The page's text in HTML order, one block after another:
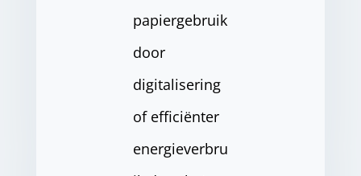
papiergebruik
door
digitalisering
of efficiënter
energieverbru